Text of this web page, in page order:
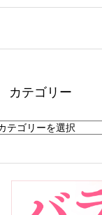
カテゴリー